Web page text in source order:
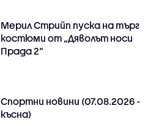
Мерил Стрийп пуска на търг
костюми от „Дяволът носи
Прада 2“
Спортни новини (07.08.2026 -
късна)